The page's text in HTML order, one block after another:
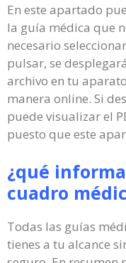
En este apartado
la guía médica que
necesario
pulsar, se
archivo en tu
manera online. Si
puede visualizar el
puesto que este
¿qué
cuadro
Todas las guías
tienes a tu alcance